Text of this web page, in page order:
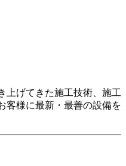
上げてきた施工技術、施工
客様に最新・最善の設備を